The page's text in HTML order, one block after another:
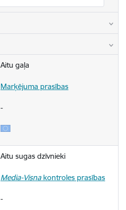
Aitu gaļa
Marķējuma prasības
-
Aitu sugas dzīvnieki
Media-Visna kontroles prasības
-